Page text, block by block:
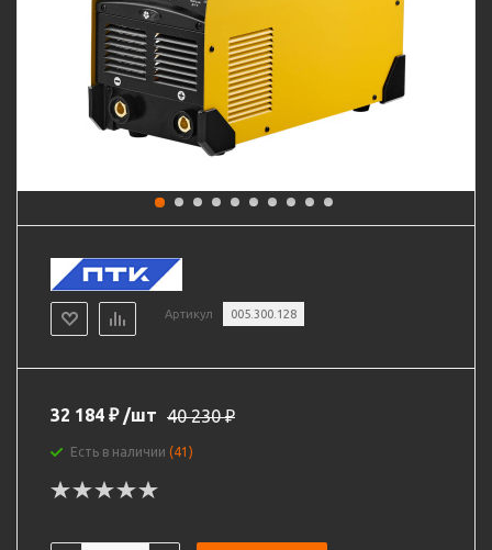
Артикул 005.300.128
32 184 ₽ /шт 40 230₽
Есть в наличии (41)